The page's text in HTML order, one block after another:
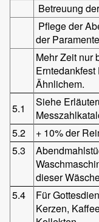
Betreuung
Pflege der
der
Mehr Zeit nur
Ähnlichem.
5.1
Siehe
5.2
+ 10% der
5.3
dieser
5.4
Für
Kerzen,